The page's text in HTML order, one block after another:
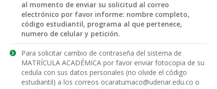
al momento de enviar su solicitud al correo
electrónico por favor informe: nombre completo,
código estudiantil, programa al que pertenece,
numero de celular y petición.
Para solicitar cambio de contraseña del sistema de
MATRÍCULA ACADÉMICA por favor enviar fotocopia de su
cedula con sus datos personales (no olvide el código
estudiantil) a los correos ocaratumaco@udenar.edu.co o